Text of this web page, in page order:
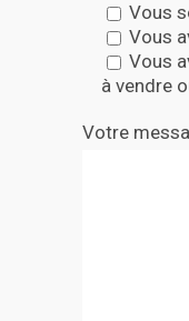
Vous
Vous
Vous
à vendre
Votre